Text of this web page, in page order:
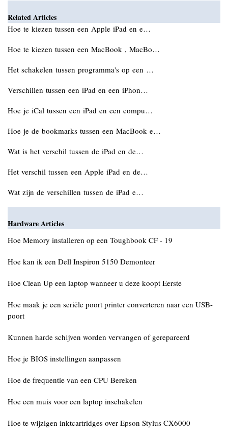
Related Articles
Hoe te kiezen tussen een Apple iPad en e…
Hoe te kiezen tussen een MacBook , MacBo…
Het schakelen tussen programma's op een …
Verschillen tussen een iPad en een iPhon…
Hoe je iCal tussen een iPad en een compu…
Hoe je de bookmarks tussen een MacBook e…
Wat is het verschil tussen de iPad en de…
Het verschil tussen een Apple iPad en de…
Wat zijn de verschillen tussen de iPad e…
Hardware Articles
Hoe Memory installeren op een Toughbook CF - 19
Hoe kan ik een Dell Inspiron 5150 Demonteer
Hoe Clean Up een laptop wanneer u deze koopt Eerste
Hoe maak je een seriële poort printer converteren naar een USB-
poort
Kunnen harde schijven worden vervangen of gerepareerd
Hoe je BIOS instellingen aanpassen
Hoe de frequentie van een CPU Bereken
Hoe een muis voor een laptop inschakelen
Hoe te wijzigen inktcartridges over Epson Stylus CX6000